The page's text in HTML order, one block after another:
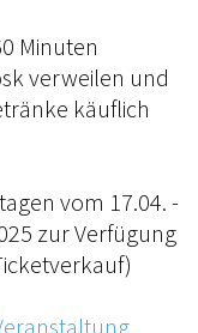
Minuten
verweilen und
käuflich
vom 17.04. -
zur Verfügung